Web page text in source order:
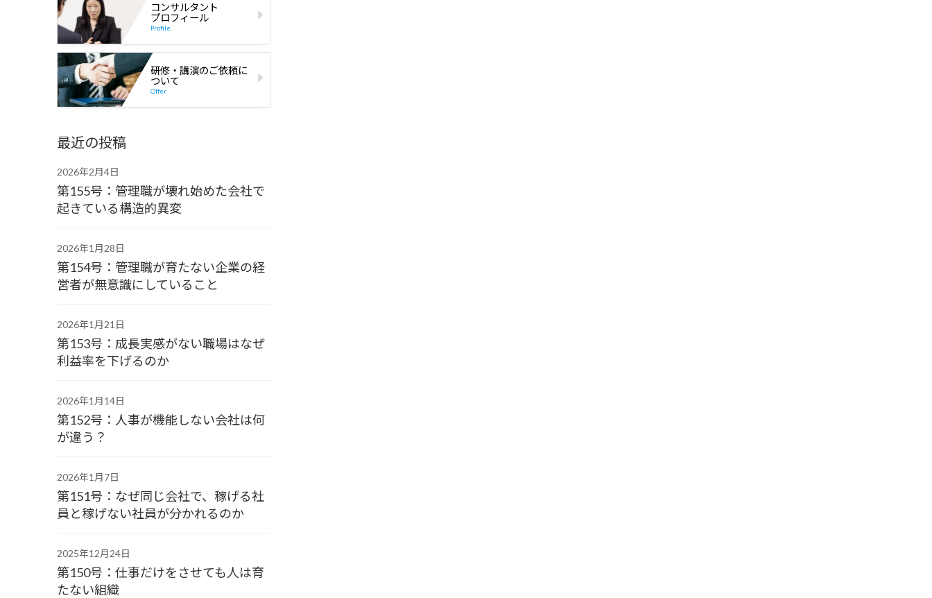
コンサルタント
プロフィール
Profile
研修・講演のご依頼に
ついて
Offer
最近の投稿
2026年2月4日
第155号：管理職が壊れ始めた会社で
起きている構造的異変
2026年1月28日
第154号：管理職が育たない企業の経
営者が無意識にしていること
2026年1月21日
第153号：成長実感がない職場はなぜ
利益率を下げるのか
2026年1月14日
第152号：人事が機能しない会社は何
が違う？
2026年1月7日
第151号：なぜ同じ会社で、稼げる社
員と稼げない社員が分かれるのか
2025年12月24日
第150号：仕事だけをさせても人は育
たない組織